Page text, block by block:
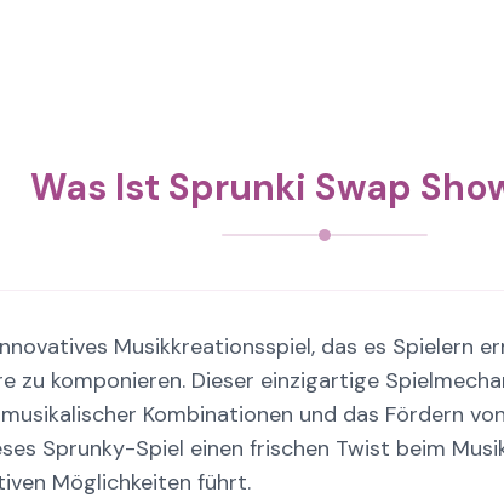
Was Ist Sprunki Swap
Musikkreationsspiel, das es Spielern
zu komponieren. Dieser einzigartige
Kombinationen und das Fördern
Sprunky-Spiel einen frischen Twist beim
Möglichkeiten führt.